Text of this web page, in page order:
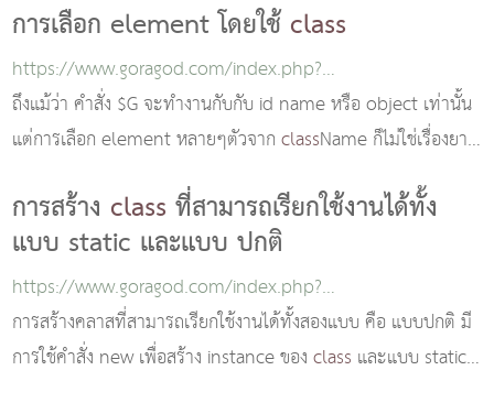
การเลือก element โดยใช้class
https://www.goragod.com/index.php?
module=knowledge&id=3297
ถึงแม้ว่า คำสั่ง $G จะทำงานกับกับ id name หรือ object เท่านั้น
แต่การเลือก element หลายๆตัวจากclassName ก็ไม่ใช่เรื่องยาก
การสร้าง class ที่สามารถเรียกใช้งานได้ทั้ง
แบบ static และแบบ ปกติ
https://www.goragod.com/index.php?
module=knowledge&id=3768
การสร้างคลาสที่สามารถเรียกใช้งานได้ทั้งสองแบบ คือ แบบปกติ มี
การใช้คำสั่ง new เพื่อสร้าง instance ของclass และแบบ static